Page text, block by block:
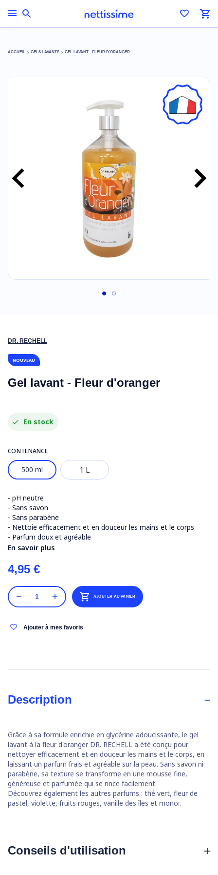
ACCUEIL GELS LAVANTS GEL LAVANT - FLEUR D'ORANGER
DR. RECHELL
NOUVEAU
Gel lavant - Fleur d'oranger
En stock
CONTENANCE
500 ml 1 L
- pH neutre
- Sans savon
- Sans parabène
- Nettoie efficacement et en douceur les mains et le corps
- Parfum doux et agréable
En savoir plus
4,95 €
AJOUTER AU PANIER
Ajouter à mes favoris
Description
Grâce à sa formule enrichie en glycérine adoucissante, le gel
lavant à la fleur d'oranger DR. RECHELL a été conçu pour
nettoyer efficacement et en douceur les mains et le corps, en
laissant un parfum frais et agréable sur la peau. Sans savon ni
parabène, sa texture se transforme en une mousse fine,
généreuse et parfumée qui se rince facilement.
Découvrez également les autres parfums : thé vert, fleur de
pastel, violette, fruits rouges, vanille des îles et monoï.
Conseils d'utilisation